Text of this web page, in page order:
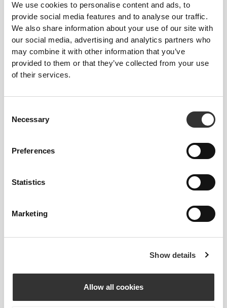
We use cookies to personalise content and ads, to
provide social media features and to analyse our traffic.
We also share information about your use of our site with
our social media, advertising and analytics partners who
may combine it with other information that you’ve
provided to them or that they’ve collected from your use
of their services.
Selection
Necessary
Preferences
Statistics
Marketing
Show details
Allow all cookies
Τα πιο δημοφιλή Δείτε όλα
€39.99
MuseFit Σορτς Μέσης
€19.99
Σορτς μεσαίας μέσης με
MuseFit Αθλητικό Σουτιέν
με Σταυρωτή Πλάτη
MuseFit Μαύρα Κολάν: άνεση χωρίς ραφές, στυλ
σου ζωή. Αγόρασέ τα τώρα!
See size chart in product description.